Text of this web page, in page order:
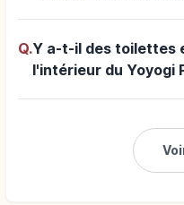
Q.Y a-t-il des toilettes
l'intérieur du Yoyogi